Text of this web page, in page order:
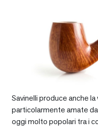
Savinelli produce anche
particolarmente amate
oggi molto popolari tra i